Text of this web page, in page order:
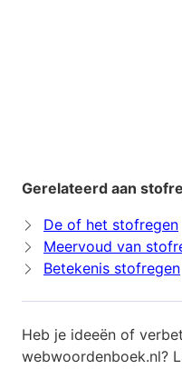
Gerelateerd aan
De of het stofregen
Meervoud van
Betekenis stofregen
Heb je ideeën of
webwoordenboek.nl?